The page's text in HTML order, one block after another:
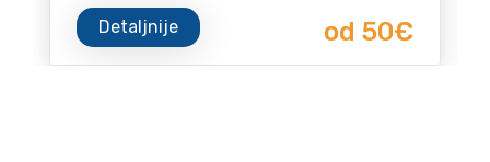
Detaljnije od 50€